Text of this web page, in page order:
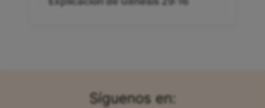
Síguenos en: